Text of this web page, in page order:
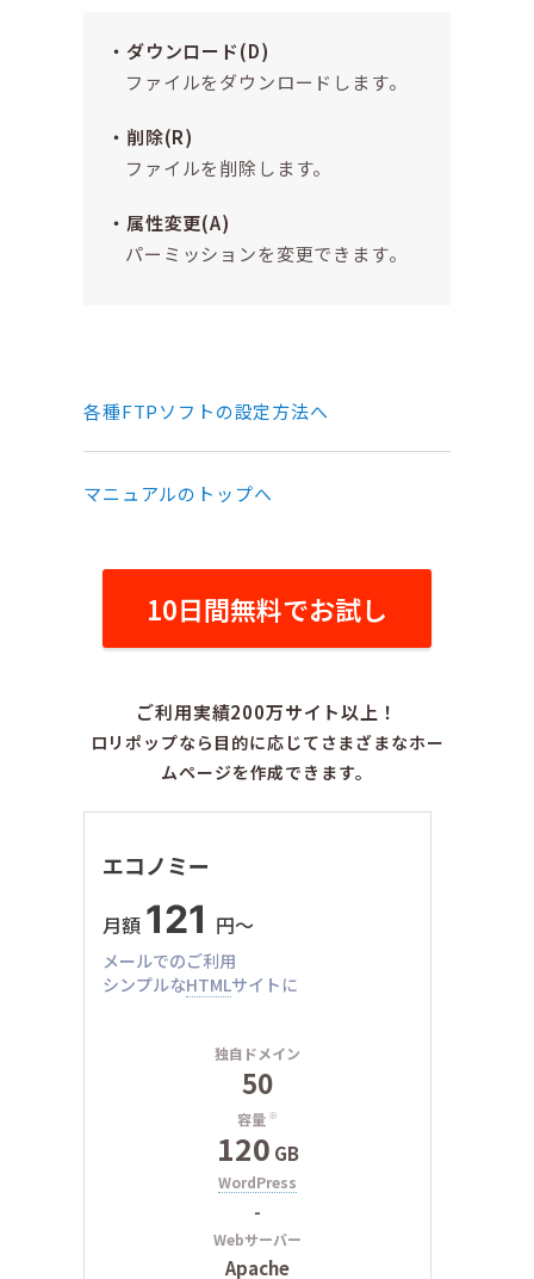
ダウンロード(D)
ファイルをダウンロードします。
削除(R)
ファイルを削除します。
属性変更(A)
パーミッションを変更できます。
各種FTPソフトの設定方法へ
マニュアルのトップへ
10日間無料でお試し
ご利用実績200万サイト以上！
ロリポップなら目的に応じてさまざまなホー
ムページを作成できます。
エコノミー
月額 121 円〜
メールでのご利用
シンプルなHTMLサイトに
独自ドメイン
50
容量 ※
120 GB
WordPress
-
Webサーバー
Apache